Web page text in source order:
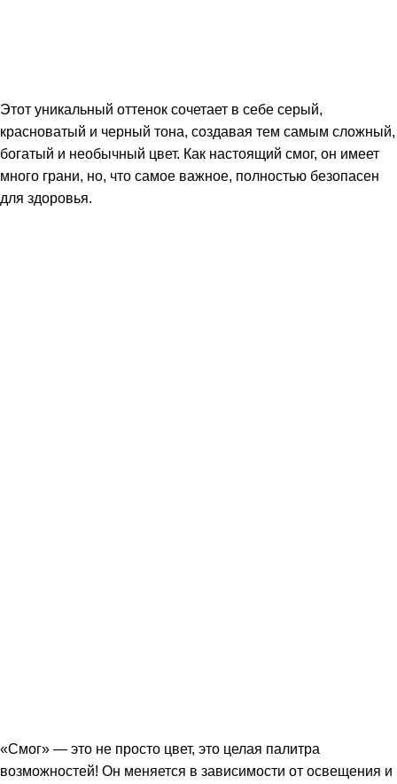
Этот уникальный оттенок сочетает в себе серый,
красноватый и черный тона, создавая тем самым сложный,
богатый и необычный цвет. Как настоящий смог, он имеет
много грани, но, что самое важное, полностью безопасен
для здоровья.
«Смог» — это не просто цвет, это целая палитра
возможностей! Он меняется в зависимости от освещения и